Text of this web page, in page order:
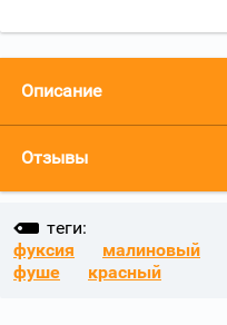
Описание
Отзывы
теги:
фуксия
малиновый
фуше
красный